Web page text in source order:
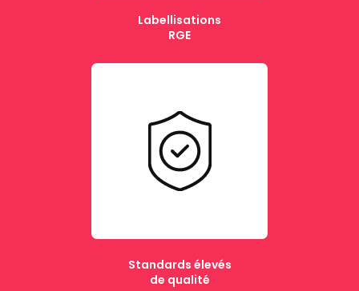
Labellisations
RGE
Standards élevés
de qualité